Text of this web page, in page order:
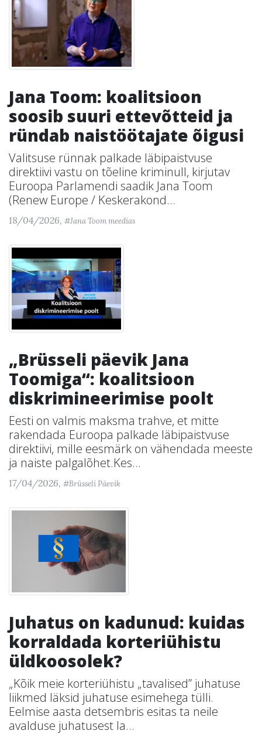
Jana Toom: koalitsioon
soosib suuri ettevõtteid ja
ründab naistöötajate õigusi
Valitsuse rünnak palkade läbipaistvuse
direktiivi vastu on tõeline kriminull, kirjutav
Euroopa Parlamendi saadik Jana Toom
(Renew Europe / Keskerakond...
18/04/2026, #Jana Toom meedias
„Brüsseli päevik Jana
Toomiga“: koalitsioon
diskrimineerimise poolt
Eesti on valmis maksma trahve, et mitte
rakendada Euroopa palkade läbipaistvuse
direktiivi, mille eesmärk on vähendada meeste
ja naiste palgalõhet.Kes...
17/04/2026, #Brüsseli Päevik
Juhatus on kadunud: kuidas
korraldada korteriühistu
üldkoosolek?
„Kõik meie korteriühistu „tavalised” juhatuse
liikmed läksid juhatuse esimehega tülli.
Eelmise aasta detsembris esitas ta neile
avalduse juhatusest la...